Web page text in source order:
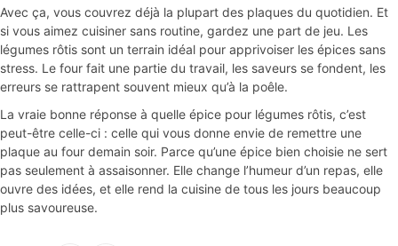
Avec ça, vous couvrez déjà la plupart des plaques du quotidien. Et
si vous aimez cuisiner sans routine, gardez une part de jeu. Les
légumes rôtis sont un terrain idéal pour apprivoiser les épices sans
stress. Le four fait une partie du travail, les saveurs se fondent, les
erreurs se rattrapent souvent mieux qu’à la poêle.
La vraie bonne réponse à quelle épice pour légumes rôtis, c’est
peut-être celle-ci : celle qui vous donne envie de remettre une
plaque au four demain soir. Parce qu’une épice bien choisie ne sert
pas seulement à assaisonner. Elle change l’humeur d’un repas, elle
ouvre des idées, et elle rend la cuisine de tous les jours beaucoup
plus savoureuse.